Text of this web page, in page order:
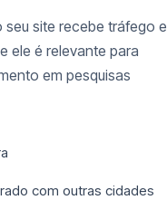
site recebe tráfego e
ele é relevante para
em pesquisas
com outras cidades